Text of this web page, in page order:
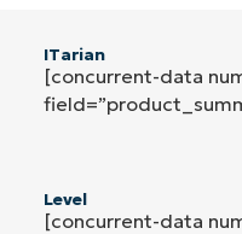
ITarian
[concurrent-data
Level
[concurrent-data